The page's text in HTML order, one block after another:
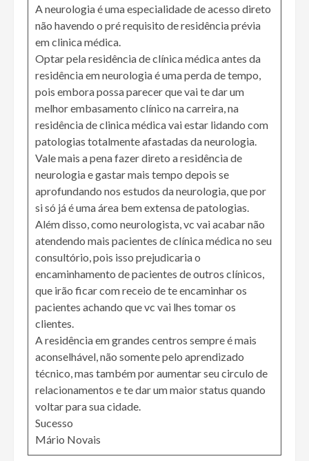
A neurologia é uma especialidade de acesso direto
não havendo o pré requisito de residência prévia
em clinica médica.
Optar pela residência de clínica médica antes da
residência em neurologia é uma perda de tempo,
pois embora possa parecer que vai te dar um
melhor embasamento clínico na carreira, na
residência de clinica médica vai estar lidando com
patologias totalmente afastadas da neurologia.
Vale mais a pena fazer direto a residência de
neurologia e gastar mais tempo depois se
aprofundando nos estudos da neurologia, que por
si só já é uma área bem extensa de patologias.
Além disso, como neurologista, vc vai acabar não
atendendo mais pacientes de clínica médica no seu
consultório, pois isso prejudicaria o
encaminhamento de pacientes de outros clínicos,
que irão ficar com receio de te encaminhar os
pacientes achando que vc vai lhes tomar os
clientes.
A residência em grandes centros sempre é mais
aconselhável, não somente pelo aprendizado
técnico, mas também por aumentar seu circulo de
relacionamentos e te dar um maior status quando
voltar para sua cidade.
Sucesso
Mário Novais